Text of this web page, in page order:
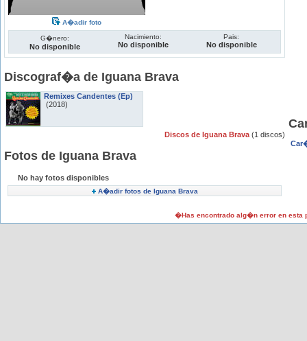
A�adir foto
G�nero:
No disponible
Nacimiento:
No disponible
Pais:
No disponible
Discograf�a de Iguana Brava
Remixes Candentes (Ep)
(2018)
Discos de Iguana Brava (1 discos)
Fotos de Iguana Brava
No hay fotos disponibles
A�adir fotos de Iguana Brava
�Has encontrado alg�n error en esta